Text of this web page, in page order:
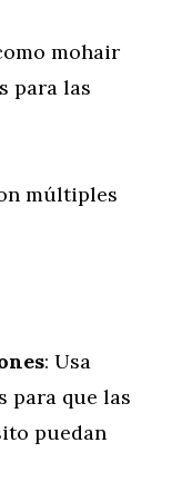
mohair
para las
múltiples
: Usa
para que las
puedan